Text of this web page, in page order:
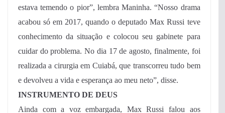
estava temendo o pior”, lembra Maninha. “Nosso drama
acabou só em 2017, quando o deputado Max Russi teve
conhecimento da situação e colocou seu gabinete para
cuidar do problema. No dia 17 de agosto, finalmente, foi
realizada a cirurgia em Cuiabá, que transcorreu tudo bem
e devolveu a vida e esperança ao meu neto”, disse.
INSTRUMENTO DE DEUS
Ainda com a voz embargada, Max Russi falou aos